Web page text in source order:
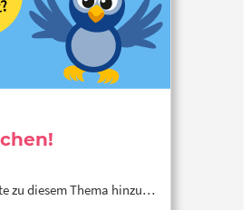
zu diesem Thema hinzu…